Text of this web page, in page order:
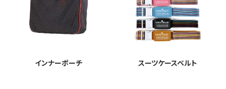
インナーポーチ スーツケースベルト